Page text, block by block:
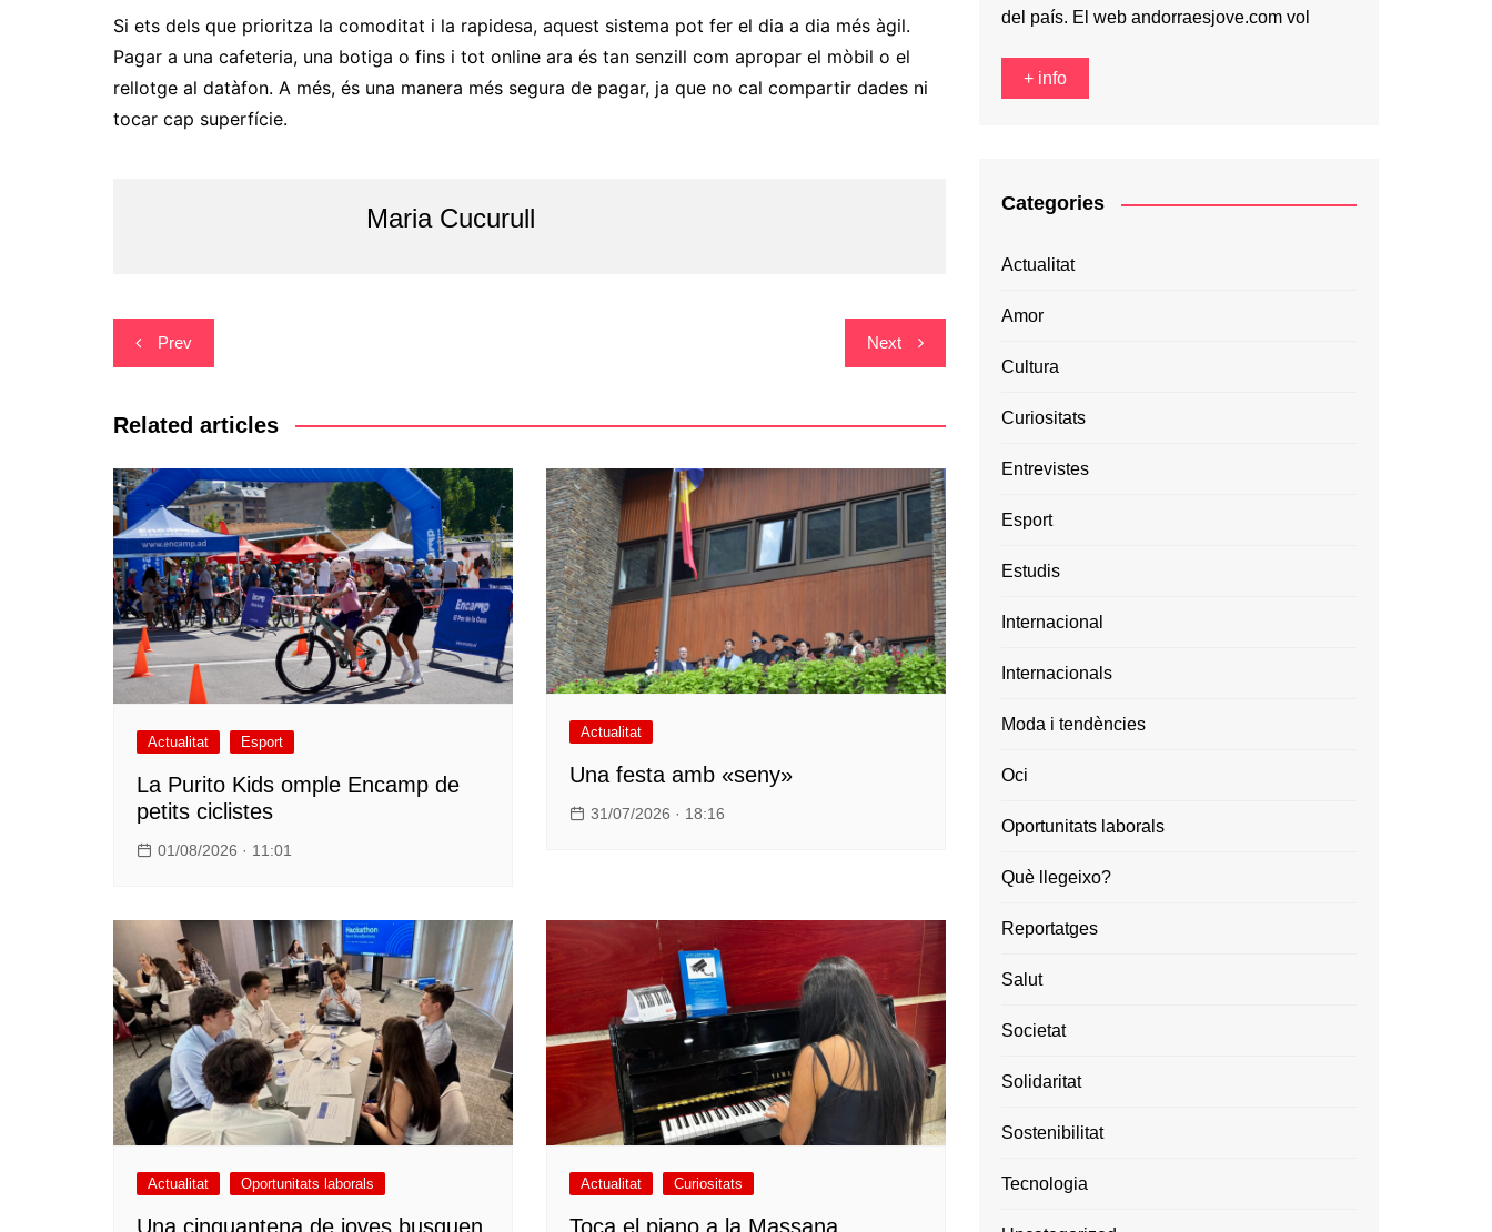
Si ets dels que prioritza la comoditat i la rapidesa, aquest sistema pot fer el dia a dia més àgil.
Pagar a una cafeteria, una botiga o fins i tot online ara és tan senzill com apropar el mòbil o el
rellotge al datàfon. A més, és una manera més segura de pagar, ja que no cal compartir dades ni
tocar cap superfície.
Maria Cucurull
Navegació
d'entrades
Prev Next
Related articles
Actualitat Esport
La Purito Kids omple Encamp de
petits ciclistes
01/08/2026 · 11:01
Actualitat
Una festa amb «seny»
31/07/2026 · 18:16
Actualitat Oportunitats laborals
Una cinquantena de joves busquen
Actualitat Curiositats
Toca el piano a la Massana
del país. El web andorraesjove.com vol
+ info
Categories
Actualitat
Amor
Cultura
Curiositats
Entrevistes
Esport
Estudis
Internacional
Internacionals
Moda i tendències
Oci
Oportunitats laborals
Què llegeixo?
Reportatges
Salut
Societat
Solidaritat
Sostenibilitat
Tecnologia